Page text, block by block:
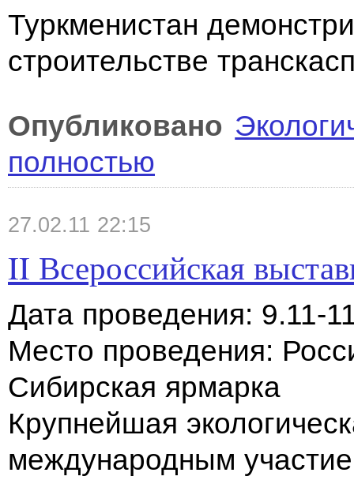
Туркменистан
строительстве
Опубликовано
полностью
27.02.11 22:15
II Всероссийская
Дата проведения: 9.11-
Место проведения:
Сибирская ярмарка
Крупнейшая
международным